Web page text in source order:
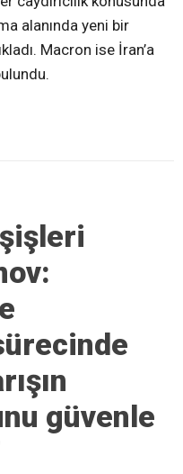
alanında yeni bir
Macron ise İran’a
güvenle